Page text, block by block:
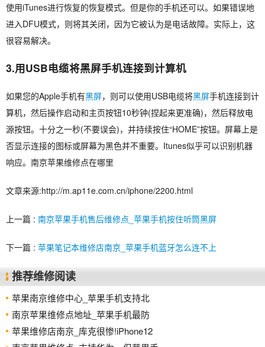
使用iTunes进行恢复的恢复模式。但是你的手机还可以。如果错误地
进入DFU模式，则将其关闭，因为它被认为是电话故障。实际上，这
很容易解决。
3.用USB电缆将黑屏手机连接到计算机
如果您的Apple手机有黑屏，则可以使用USB电缆将黑屏手机连接到计
算机，然后操作启动和主页按钮10秒钟(捏起来更准确)，然后释放电
源按钮。十分之一秒(不要误会)，并持续按住“HOME”按钮。屏幕上是
否显示连接的图标或屏幕为黑色并不重要。Itunes似乎可以识别机器
响应。南京苹果维修点在哪里
文章来源:http://m.ap11e.com.cn/iphone/2200.html
上一篇 : 南京苹果手机售后维修点_苹果手机按住听筒黑屏
下一篇 : 苹果笔记本维修店南京_苹果手机蓝牙怎么连不上
推荐维修阅读
苹果南京维修中心_苹果手机支持北
南京苹果维修点地址_苹果手机最防
苹果维修店南京_库克很惨!iPhone12